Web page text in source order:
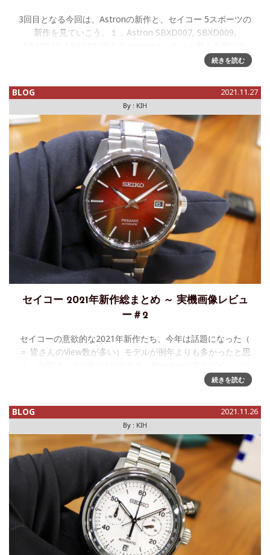
3回目となる今回は、Astronの新作と、セイコー 5スポーツの
新作を見ていこう。１．Astron SBXD007, SBXD009,
続きを読む
BLOG 2021.11.27
By : KIH
セイコー 2021年新作総まとめ ～ 実機画像レビュ
ー＃2
セイコーの意欲的な2021年新作たち、今年は話題になった（
＝ 皆さんのView数が多い）モデルが例年よりも多かったと思
ーズ「Ocean Traveler」と、「Sharp Ed 続きを読む
BLOG 2021.11.26
By : KIH